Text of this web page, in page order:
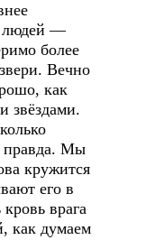
людей —
более
Вечно
как
звёздами.
правда. Мы
кружится
его в
врага
как думаем